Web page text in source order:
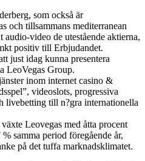
som också är
och tillsammans mediterranean
video de utestående aktierna,
positiv till Erbjudandet.
just idag kunna presentera
LeoVegas Group.
inom internet casino &
videoslots, progressiva
livebetting till n?gra internationella
Leovegas med åtta procent
samma period föregående år,
på det tuffa marknadsklimatet.